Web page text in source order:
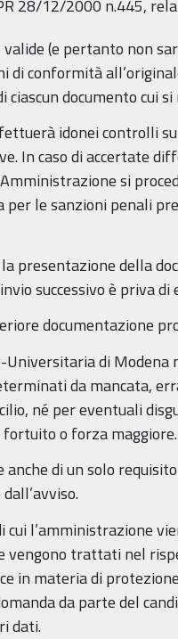
28/12/2000 n.445,
(e pertanto non
di conformità
ciascun documento cui
idonei controlli
In caso di accertate
si
per le sanzioni penali
presentazione della
successivo è priva
documentazione
Universitaria di
da mancata,
né per eventuali
o forza maggiore.
anche di un solo
l’amministrazione
vengono trattati nel
in materia di
da parte del
dati.